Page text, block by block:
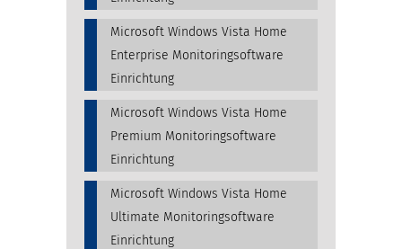
Microsoft Windows Vista Home
Enterprise Monitoringsoftware
Einrichtung
Microsoft Windows Vista Home
Premium Monitoringsoftware
Einrichtung
Microsoft Windows Vista Home
Ultimate Monitoringsoftware
Einrichtung